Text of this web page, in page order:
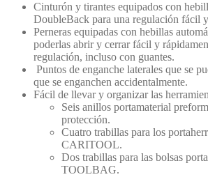
Cinturón y tirantes equipados con
DoubleBack para una regulación fácil
Perneras equipadas con hebillas
poderlas abrir y cerrar fácil y
regulación, incluso con guantes.
Puntos de enganche laterales que se
que se enganchen accidentalmente.
Fácil de llevar y organizar las
Seis anillos portamaterial
protección.
Cuatro trabillas para los
CARITOOL.
Dos trabillas para las bolsas
TOOLBAG.